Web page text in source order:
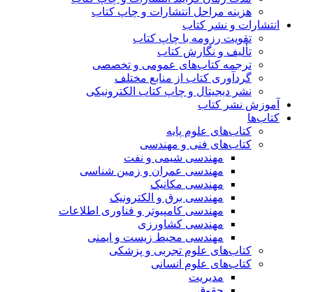
هزینه مراحل انتشارات و چاپ کتاب
انتشارات و نشر کتاب
تقویت رزومه با چاپ کتاب
تألیف و نگارش کتاب
ترجمه کتاب‌های عمومی و تخصصی
گردآوری کتاب از منابع مختلف
نشر دیجیتال و چاپ کتاب الکترونیکی
آموزش نشر کتاب
کتاب‌ها
کتاب‌های علوم پایه
کتاب‌های فنی و مهندسی
مهندسی شیمی و نفت
مهندسی عمران و زمین شناسی
مهندسی مکانیک
مهندسی برق و الکترونیک
مهندسی کامپیوتر و فناوری اطلاعات
مهندسی کشاورزی
مهندسی محیط زیست و ایمنی
کتاب‌های علوم تجربی و پزشکی
کتاب‌های علوم انسانی
مدیریت